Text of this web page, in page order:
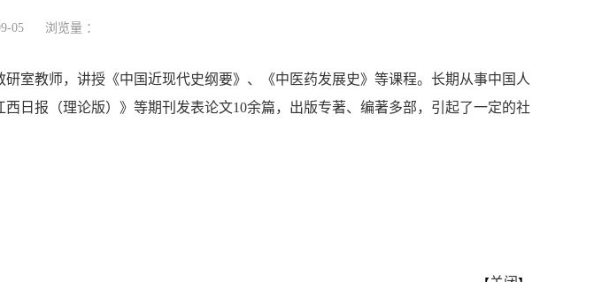
05 浏览量 ：
室教师，讲授《中国近现代史纲要》、《中医药发展史》等课程。长期从事中国人
日报（理论版）》等期刊发表论文10余篇，出版专著、编著多部，引起了一定的社